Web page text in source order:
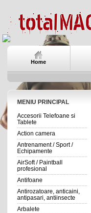
Home
MENIU PRINCIPAL
Accesorii Telefoane si
Tablete
Action camera
Antrenament / Sport /
Echipamente
AirSoft / Paintball
profesional
Antifoane
Antirozatoare, anticaini,
antipasari, antiinsecte
Arbalete